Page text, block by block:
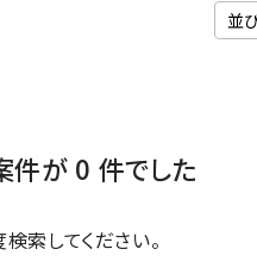
件が 0 件でした
索してください。